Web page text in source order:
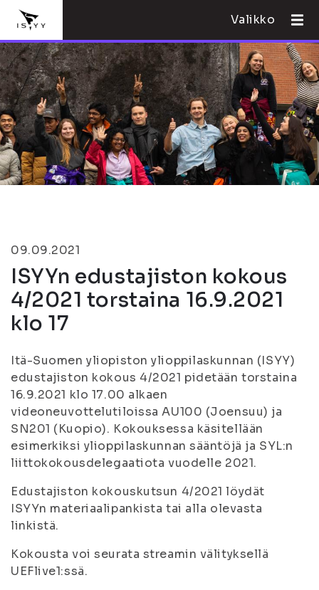
Valikko
09.09.2021
ISYYn edustajiston kokous
4/2021 torstaina 16.9.2021
klo 17
Itä-Suomen yliopiston ylioppilaskunnan (ISYY)
edustajiston kokous 4/2021 pidetään torstaina
16.9.2021 klo 17.00 alkaen
videoneuvottelutiloissa AU100 (Joensuu) ja
SN201 (Kuopio). Kokouksessa käsitellään
esimerkiksi ylioppilaskunnan sääntöjä ja SYL:n
liittokokousdelegaatiota vuodelle 2021.
Edustajiston kokouskutsun 4/2021 löydät
ISYYn materiaalipankista tai alla olevasta
linkistä.
Kokousta voi seurata streamin välityksellä
UEFlive1:ssä.